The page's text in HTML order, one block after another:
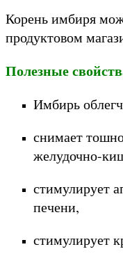
Корень имбиря
продуктовом
Полезные
Имбирь
снимает
желудочно-
стимулирует
печени,
стимулирует